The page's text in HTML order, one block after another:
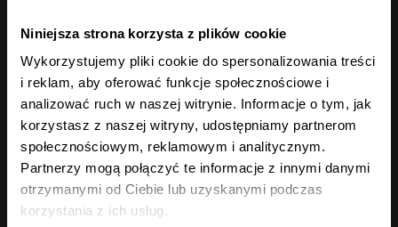
Niniejsza strona korzysta z plików cookie
Wykorzystujemy pliki cookie do spersonalizowania treści
i reklam, aby oferować funkcje społecznościowe i
analizować ruch w naszej witrynie. Informacje o tym, jak
korzystasz z naszej witryny, udostępniamy partnerom
społecznościowym, reklamowym i analitycznym.
Partnerzy mogą połączyć te informacje z innymi danymi
otrzymanymi od Ciebie lub uzyskanymi podczas
korzystania z ich usług.
Wyślij